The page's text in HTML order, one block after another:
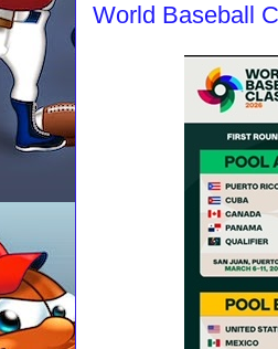
World Baseball